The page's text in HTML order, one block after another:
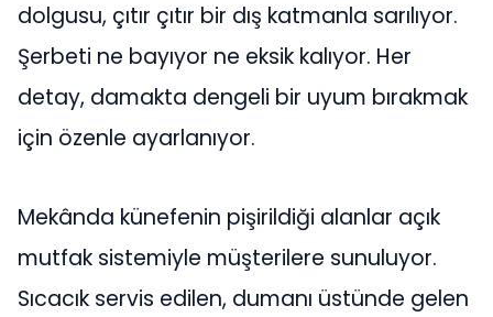
dolgusu, çıtır çıtır bir dış katmanla sarılıyor.
Şerbeti ne bayıyor ne eksik kalıyor. Her
detay, damakta dengeli bir uyum bırakmak
için özenle ayarlanıyor.
Mekânda künefenin pişirildiği alanlar açık
mutfak sistemiyle müşterilere sunuluyor.
Sıcacık servis edilen, dumanı üstünde gelen